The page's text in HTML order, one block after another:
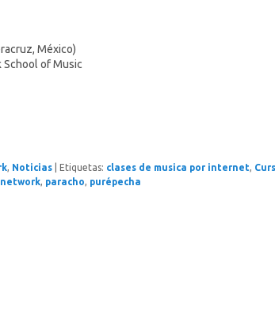
México)
of Music
, Noticias Etiquetas: clases de musica por internet,
, paracho, purépecha